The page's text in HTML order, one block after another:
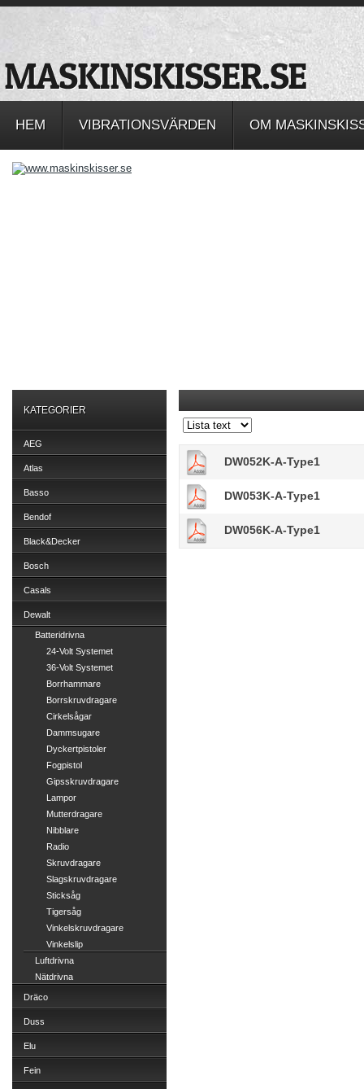
HEM VIBRATIONSVÄRDEN OM
KATEGORIER
AEG
Atlas
Basso
Bendof
Black&Decker
Bosch
Casals
Dewalt
Batteridrivna
24-Volt Systemet
36-Volt Systemet
Borrhammare
Borrskruvdragare
Cirkelsågar
Dammsugare
Dyckertpistoler
Fogpistol
Gipsskruvdragare
Lampor
Mutterdragare
Nibblare
Radio
Skruvdragare
Slagskruvdragare
Sticksåg
Tigersåg
Vinkelskruvdragare
Vinkelslip
Luftdrivna
Nätdrivna
Dräco
Duss
Elu
Fein
DW052K-A-Type1
DW053K-A-Type1
DW056K-A-Type1